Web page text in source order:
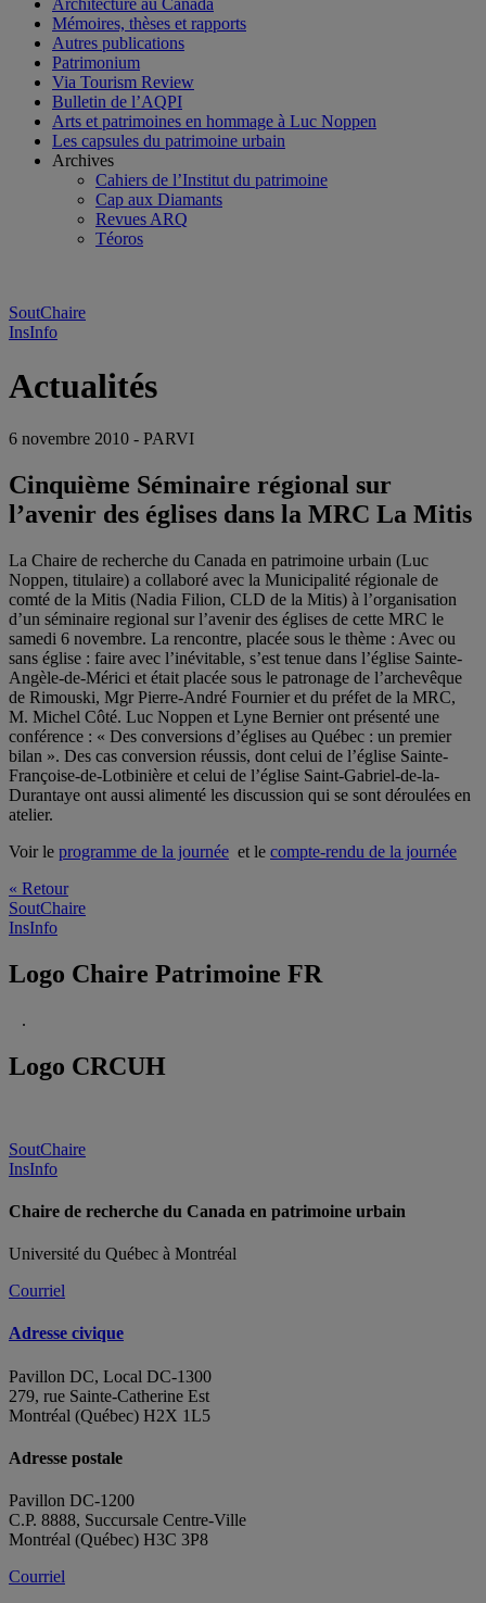
Architecture au Canada
Mémoires, thèses et rapports
Autres publications
Patrimonium
Via Tourism Review
Bulletin de l’AQPI
Arts et patrimoines en hommage à Luc Noppen
Les capsules du patrimoine urbain
Archives
Cahiers de l’Institut du patrimoine
Cap aux Diamants
Revues ARQ
Téoros
SoutChaire
InsInfo
Actualités
6 novembre 2010 - PARVI
Cinquième Séminaire régional sur
l’avenir des églises dans la MRC La Mitis
La Chaire de recherche du Canada en patrimoine urbain (Luc
Noppen, titulaire) a collaboré avec la Municipalité régionale de
comté de la Mitis (Nadia Filion, CLD de la Mitis) à l’organisation
d’un séminaire regional sur l’avenir des églises de cette MRC le
samedi 6 novembre. La rencontre, placée sous le thème : Avec ou
sans église : faire avec l’inévitable, s’est tenue dans l’église Sainte-
Angèle-de-Mérici et était placée sous le patronage de l’archevêque
de Rimouski, Mgr Pierre-André Fournier et du préfet de la MRC,
M. Michel Côté. Luc Noppen et Lyne Bernier ont présenté une
conférence : « Des conversions d’églises au Québec : un premier
bilan ». Des cas conversion réussis, dont celui de l’église Sainte-
Françoise-de-Lotbinière et celui de l’église Saint-Gabriel-de-la-
Durantaye ont aussi alimenté les discussion qui se sont déroulées en
atelier.
Voir le programme de la journée et le compte-rendu de la journée
« Retour
SoutChaire
InsInfo
Logo Chaire Patrimoine FR
.
Logo CRCUH
SoutChaire
InsInfo
Chaire de recherche du Canada en patrimoine urbain
Université du Québec à Montréal
Courriel
Adresse civique
Pavillon DC, Local DC-1300
279, rue Sainte-Catherine Est
Montréal (Québec) H2X 1L5
Adresse postale
Pavillon DC-1200
C.P. 8888, Succursale Centre-Ville
Montréal (Québec) H3C 3P8
Courriel